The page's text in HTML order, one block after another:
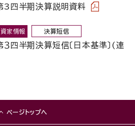
半期決算説明資料
資家情報 決算短信
半期決算短信〔日本基準〕(連
ページトップへ